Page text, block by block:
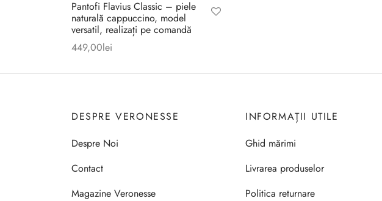
Pantofi Flavius Classic – piele
naturală cappuccino, model
versatil, realizați pe comandă
449,00lei
DESPRE VERONESSE
Despre Noi
Contact
Magazine Veronesse
INFORMAȚII UTILE
Ghid mărimi
Livrarea produselor
Politica returnare